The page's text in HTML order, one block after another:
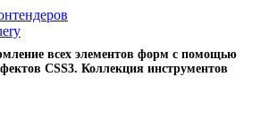
всех элементов форм с помощью
CSS3. Коллекция инструментов